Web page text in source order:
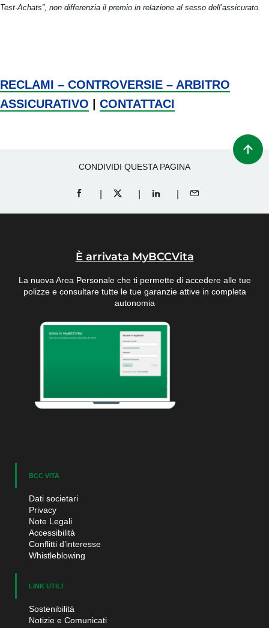
Test-Achats”, non differenzia il premio in relazione al sesso dell’assicurato.
RECLAMI – CONTROVERSIE – ARBITRO
ASSICURATIVO
CONTATTACI
CONDIVIDI QUESTA PAGINA
CONDIVIDI SU FACEBOOK (APRE UNA NUOVA
CONDIVIDI SU X (APRE UNA NUOVA
CONDIVIDI SU LINKEDIN
CONDIVIDI PER
È arrivata MyBCCVita
La nuova Area Personale che ti permette di accedere alle tue
polizze e consultare tutte le tue garanzie attive in completa
autonomia
BCC VITA
Dati societari
Privacy
Note Legali
Accessibilità
Conflitti d’interesse
Whistleblowing
LINK UTILI
Sostenibilità
Notizie e Comunicati